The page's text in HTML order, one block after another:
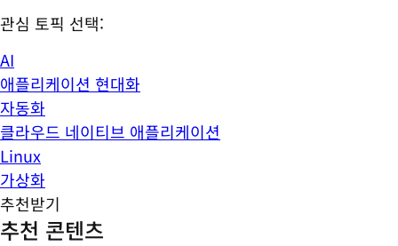
관심 토픽 선택:
AI
애플리케이션 현대화
자동화
클라우드 네이티브 애플리케이션
Linux
가상화
추천받기
추천 콘텐츠